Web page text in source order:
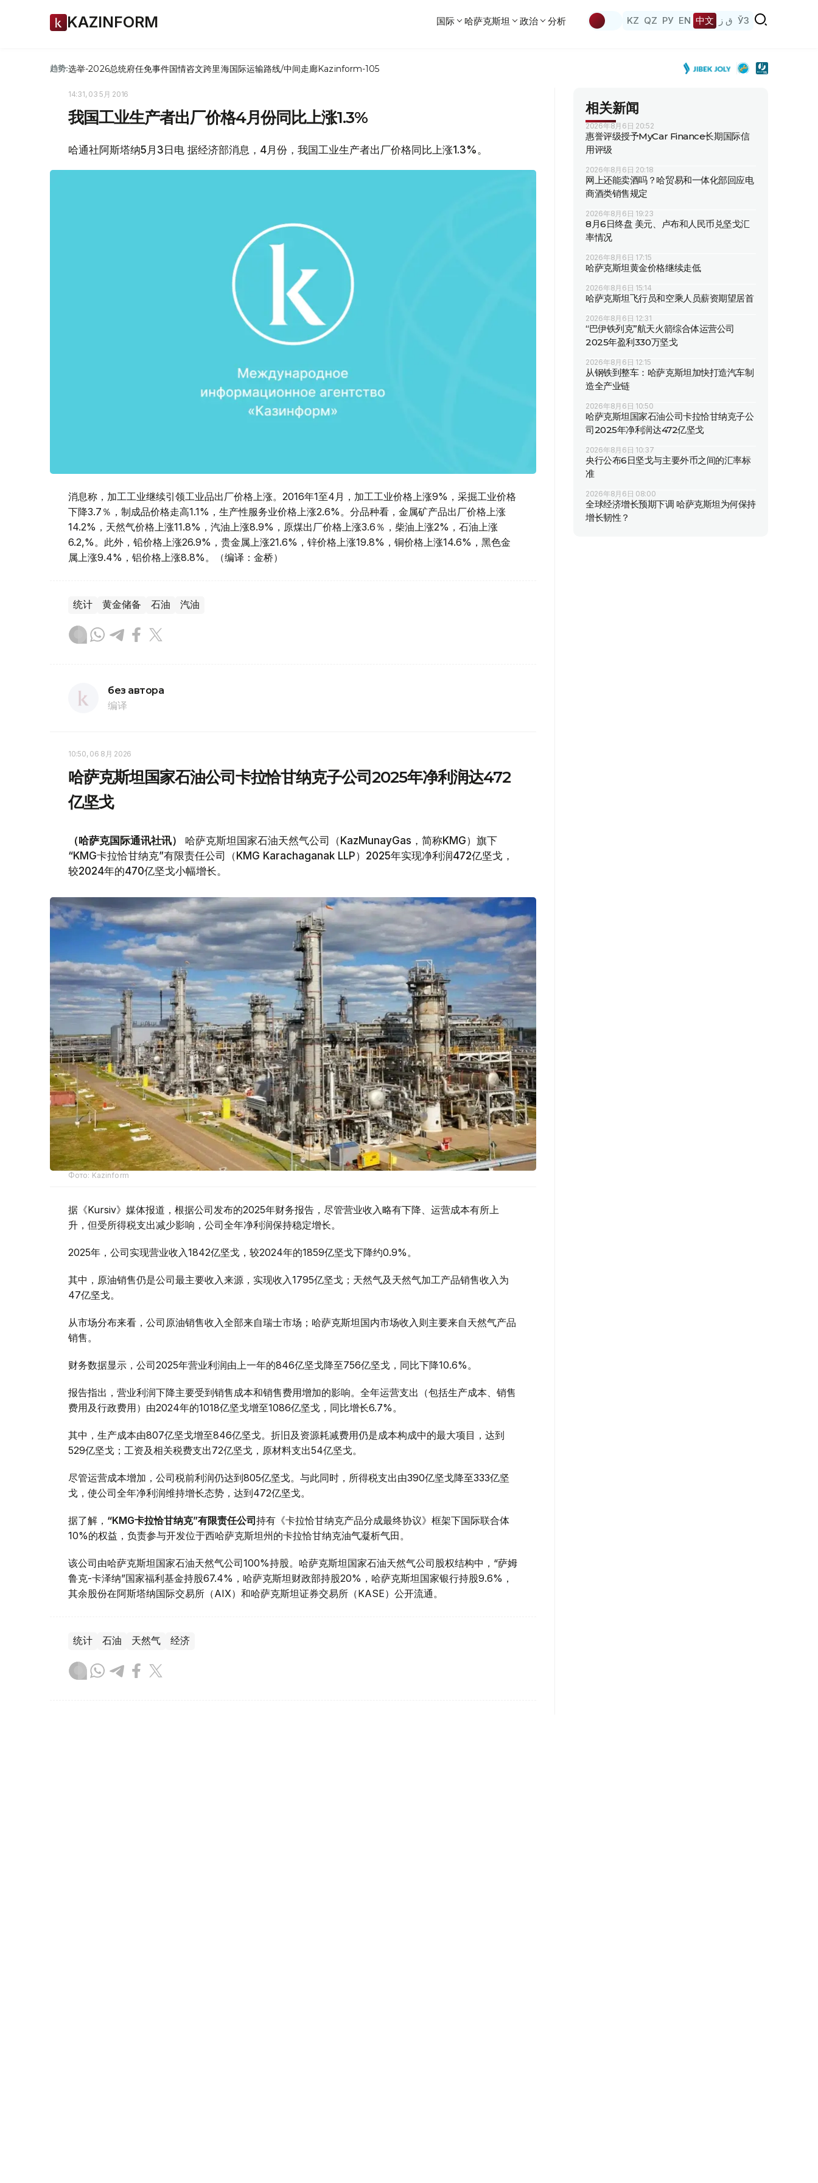
KAZINFORM 国际 哈萨克斯坦 政治 分析 KZ QZ РУ EN 中文 ق ز ЎЗ
趋势:选举-2026总统府任免事件国情咨文跨里海国际运输路线/中间走廊Kazinform-105
14:31, 03 5月 2016
我国工业生产者出厂价格4月份同比上涨1.3%
哈通社阿斯塔纳5月3日电 据经济部消息，4月份，我国工业生产者出厂价格同比上涨1.3%。
消息称，加工工业继续引领工业品出厂价格上涨。2016年1至4月，加工工业价格上涨9%，采掘工业价格
下降3.7％，制成品价格走高1.1%，生产性服务业价格上涨2.6%。分品种看，金属矿产品出厂价格上涨
14.2%，天然气价格上涨11.8%，汽油上涨8.9%，原煤出厂价格上涨3.6％，柴油上涨2%，石油上涨
6.2,%。此外，铅价格上涨26.9%，贵金属上涨21.6%，锌价格上涨19.8%，铜价格上涨14.6%，黑色金
属上涨9.4%，铝价格上涨8.8%。（编译：金桥）
统计 黄金储备 石油 汽油
без автора
编译
10:50, 06 8月 2026
哈萨克斯坦国家石油公司卡拉恰甘纳克子公司2025年净利润达472
亿坚戈
（哈萨克国际通讯社讯）
哈萨克斯坦国家石油天然气公司（KazMunayGas，简称KMG）旗下
“KMG卡拉恰甘纳克”有限责任公司（KMG Karachaganak LLP）2025年实现净利润472亿坚戈，
较2024年的470亿坚戈小幅增长。
Фото: Kazinform
据《Kursiv》媒体报道，根据公司发布的2025年财务报告，尽管营业收入略有下降、运营成本有所上
升，但受所得税支出减少影响，公司全年净利润保持稳定增长。
2025年，公司实现营业收入1842亿坚戈，较2024年的1859亿坚戈下降约0.9%。
其中，原油销售仍是公司最主要收入来源，实现收入1795亿坚戈；天然气及天然气加工产品销售收入为
47亿坚戈。
从市场分布来看，公司原油销售收入全部来自瑞士市场；哈萨克斯坦国内市场收入则主要来自天然气产品
销售。
财务数据显示，公司2025年营业利润由上一年的846亿坚戈降至756亿坚戈，同比下降10.6%。
报告指出，营业利润下降主要受到销售成本和销售费用增加的影响。全年运营支出（包括生产成本、销售
费用及行政费用）由2024年的1018亿坚戈增至1086亿坚戈，同比增长6.7%。
其中，生产成本由807亿坚戈增至846亿坚戈。折旧及资源耗减费用仍是成本构成中的最大项目，达到
529亿坚戈；工资及相关税费支出72亿坚戈，原材料支出54亿坚戈。
尽管运营成本增加，公司税前利润仍达到805亿坚戈。与此同时，所得税支出由390亿坚戈降至333亿坚
戈，使公司全年净利润维持增长态势，达到472亿坚戈。
据了解， “KMG卡拉恰甘纳克”有限责任公司持有《卡拉恰甘纳克产品分成最终协议》框架下国际联合体
10%的权益，负责参与开发位于西哈萨克斯坦州的卡拉恰甘纳克油气凝析气田。
该公司由哈萨克斯坦国家石油天然气公司100%持股。哈萨克斯坦国家石油天然气公司股权结构中，“萨姆
鲁克-卡泽纳”国家福利基金持股67.4%，哈萨克斯坦财政部持股20%，哈萨克斯坦国家银行持股9.6%，
其余股份在阿斯塔纳国际交易所（AIX）和哈萨克斯坦证券交易所（KASE）公开流通。
统计 石油 天然气 经济
相关新闻
2026年8月6日 20:52
惠誉评级授予MyCar Finance长期国际信
用评级
2026年8月6日 20:18
网上还能卖酒吗？哈贸易和一体化部回应电
商酒类销售规定
2026年8月6日 19:23
8月6日终盘 美元、卢布和人民币兑坚戈汇
率情况
2026年8月6日 17:15
哈萨克斯坦黄金价格继续走低
2026年8月6日 15:14
哈萨克斯坦飞行员和空乘人员薪资期望居首
2026年8月6日 12:31
“巴伊铁列克”航天火箭综合体运营公司
2025年盈利330万坚戈
2026年8月6日 12:15
从钢铁到整车：哈萨克斯坦加快打造汽车制
造全产业链
2026年8月6日 10:50
哈萨克斯坦国家石油公司卡拉恰甘纳克子公
司2025年净利润达472亿坚戈
2026年8月6日 10:37
央行公布6日坚戈与主要外币之间的汇率标
准
2026年8月6日 08:00
全球经济增长预期下调 哈萨克斯坦为何保持
增长韧性？